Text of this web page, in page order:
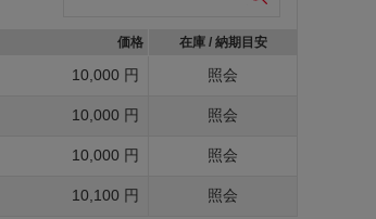
価格 在庫 / 納期目安
10,000 円 照会
10,000 円 照会
10,000 円 照会
10,100 円 照会